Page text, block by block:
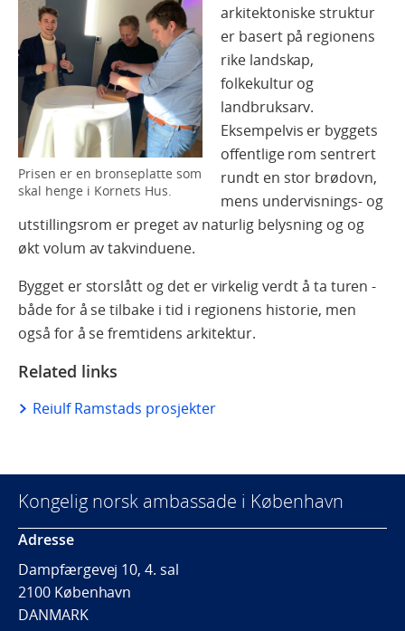
Prisen er en bronseplatte som
skal henge i Kornets Hus.
arkitektoniske struktur
er basert på regionens
rike landskap,
folkekultur og
landbruksarv.
Eksempelvis er byggets
offentlige rom sentrert
rundt en stor brødovn,
mens undervisnings- og
utstillingsrom er preget av naturlig belysning og og
økt volum av takvinduene.
Bygget er storslått og det er virkelig verdt å ta turen -
både for å se tilbake i tid i regionens historie, men
også for å se fremtidens arkitektur.
Related links
Reiulf Ramstads prosjekter
Kongelig norsk ambassade i København
Adresse
Dampfærgevej 10, 4. sal
2100 København
DANMARK